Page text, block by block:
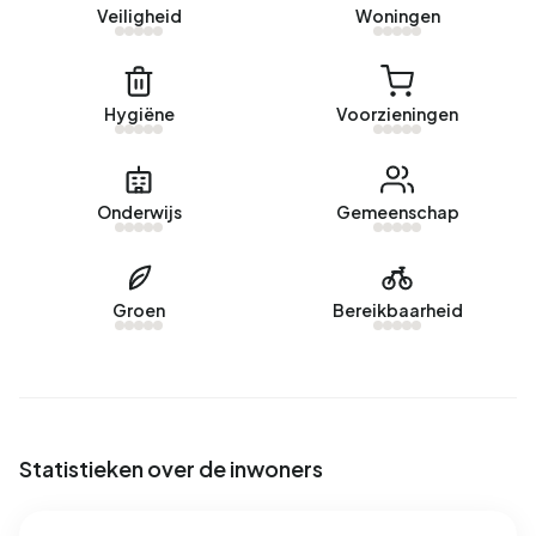
aangeboden door www.thuisinlimburg.nl. Afgelopen
Geen recente verhuurdata beschikbaar voor
Buitengebied.
In Buitengebied zijn er 84 adressen met een geregistreerd
E (30%) en G (5%). Gemiddeld verbruikt een adres in
Buitengebied 1.760 kWh aan elektriciteit per jaar. Daarmee
Veiligheid Woningen
Hygiëne Voorzieningen
Onderwijs Gemeenschap
Groen Bereikbaarheid
Statistieken over de inwoners